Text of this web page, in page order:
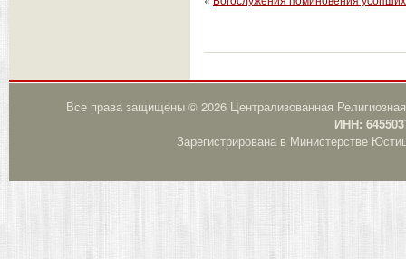
Все права защищены © 2026 Централизованная
ИНН:
Зарегистрирована в Министерстве